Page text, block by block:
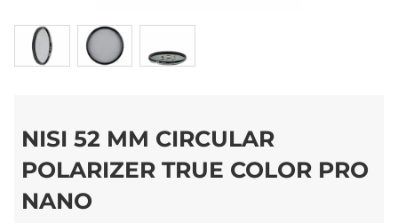
NISI 52 MM CIRCULAR
POLARIZER TRUE COLOR PRO
NANO